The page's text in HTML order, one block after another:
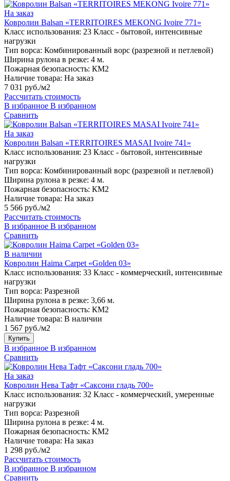
На заказ
Ковролин Balsan «TERRITOIRES MEKONG Ivoire 771»
Класс использования: 23 Класс - бытовой, интенсивные
нагрузки
Тип ворса: Комбинированный ворс (разрезной и петлевой)
Ширина рулона в резке: 4 м.
Пожарная безопасность: КМ2
Наличие товара: На заказ
7 031 руб./м2
Рассчитать стоимость
В избранное В избранном
Сравнить
На заказ
Ковролин Balsan «TERRITOIRES MASAI Ivoire 741»
Класс использования: 23 Класс - бытовой, интенсивные
нагрузки
Тип ворса: Комбинированный ворс (разрезной и петлевой)
Ширина рулона в резке: 4 м.
Пожарная безопасность: КМ2
Наличие товара: На заказ
5 566 руб./м2
Рассчитать стоимость
В избранное В избранном
Сравнить
В наличии
Ковролин Haima Carpet «Golden 03»
Класс использования: 33 Класс - коммерческий, интенсивные
нагрузки
Тип ворса: Разрезной
Ширина рулона в резке: 3,66 м.
Пожарная безопасность: КМ2
Наличие товара: В наличии
1 567 руб./м2
Купить
В избранное В избранном
Сравнить
На заказ
Ковролин Нева Тафт «Саксони гладь 700»
Класс использования: 32 Класс - коммерческий, умеренные
нагрузки
Тип ворса: Разрезной
Ширина рулона в резке: 4 м.
Пожарная безопасность: КМ2
Наличие товара: На заказ
1 298 руб./м2
Рассчитать стоимость
В избранное В избранном
Сравнить